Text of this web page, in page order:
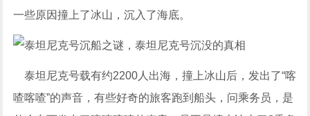
一些原因撞上了冰山，沉入了海底。
泰坦尼克号载有约2200人出海，撞上冰山后，发出了“喀
喳喀喳”的声音，有些好奇的旅客跑到船头，问乘务员，是